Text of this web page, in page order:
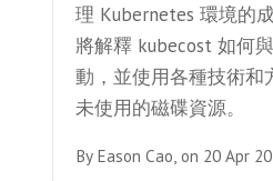
理 Kubernetes 環境的
將解釋 kubecost 如何
動，並使用各種技術和
未使用的磁碟資源。
By Eason Cao,on 20 Apr